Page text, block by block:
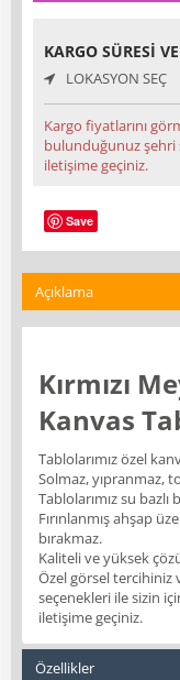
KARGO SÜRESI
LOKASYON SEÇ
Kargo fiyatlarını
bulunduğunuz şehri
iletişime geçiniz.
Save
Açıklama
Kırmızı
Kanvas
Tablolarımız özel
Solmaz, yıpranmaz,
Tablolarımız su bazlı
Fırınlanmış ahşap
bırakmaz.
Kaliteli ve yüksek
Özel görsel tercihiniz
seçenekleri ile sizin
iletişime geçiniz.
Özellikler